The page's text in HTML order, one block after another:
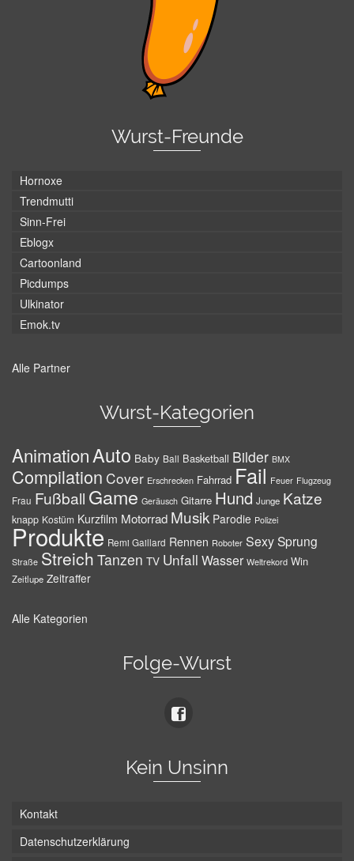
Wurst-Freunde
Hornoxe
Trendmutti
Sinn-Frei
Eblogx
Cartoonland
Picdumps
Ulkinator
Emok.tv
Alle Partner
Wurst-Kategorien
AnimationAuto Baby Ball Basketball Bilder BMX
Compilation Cover Erschrecken Fahrrad Fail Feuer Flugzeug
Frau Fußball Game Geräusch Gitarre Hund Junge Katze
knapp Kostüm Kurzfilm Motorrad Musik Parodie Polizei
Produkte Remi Gaillard Rennen Roboter SexySprung
Straße Streich Tanzen TV Unfall Wasser Weltrekord Win
Zeitlupe Zeitraffer
Alle Kategorien
Folge-Wurst
Kein Unsinn
Kontakt
Datenschutzerklärung